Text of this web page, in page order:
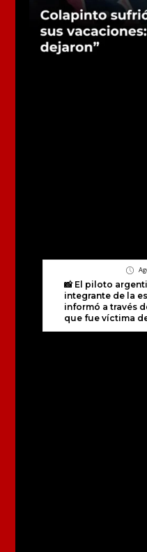
📸 El piloto
integrante de la
informó a través
que fue víctima